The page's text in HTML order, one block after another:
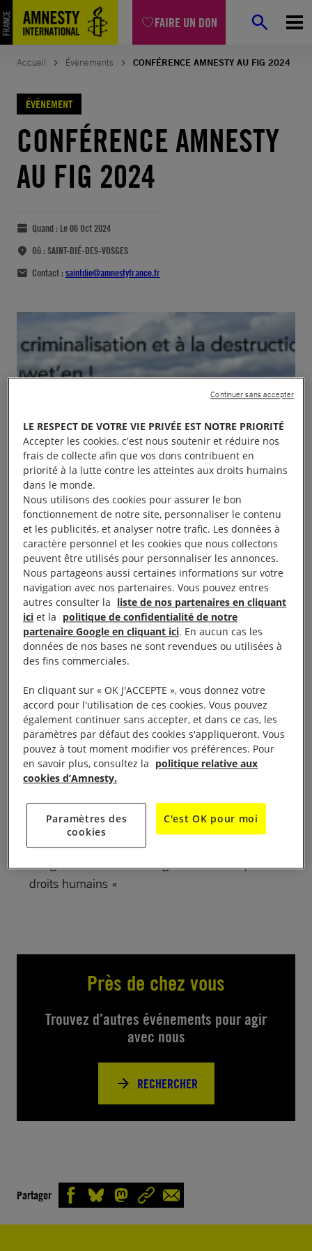
FAIRE UN DON
Accueil Évènements CONFÉRENCE AMNESTY AU FIG 2024
ÉVÈNEMENT
CONFÉRENCE AMNESTY
AU FIG 2024
Quand : Le 06 Oct 2024
Où :SAINT-DIÉ-DES-VOSGES
Contact :saintdie@amnestyfrance.fr
De 11h45 à 12h30
INSIC Amphitéâtre 27, voie de l’innovation 88100
SAINT-DIÉ-DES-VOSGES
Comme chaque année le Groupe Amnesty
International de Saint-Dié-des-Vosges propose
une conférence au Festival International de
Géographie (FIG) . Pour cette édition 2024 c’est
Jean-Marc DEBARD, agent de développement,
Amnesty International France, géographe de
formation qui interviendra. sa conférence : »
droits humains «
Près de chez vous
Trouvez d’autres événements pour agir
avec nous
RECHERCHER
Partager
LE RESPECT DE VOTRE VIE PRIVÉE EST NOTRE PRIORITÉ
Accepter les cookies, c'est nous soutenir et réduire nos
frais de collecte afin que vos dons contribuent en
priorité à la lutte contre les atteintes aux droits humains
dans le monde.
Nous utilisons des cookies pour assurer le bon
fonctionnement de notre site, personnaliser le contenu
et les publicités, et analyser notre trafic. Les données à
caractère personnel et les cookies que nous collectons
peuvent être utilisés pour personnaliser les annonces.
Nous partageons aussi certaines informations sur votre
navigation avec nos partenaires. Vous pouvez entres
autres consulter la liste de nos partenaires en cliquant
ici et la politique de confidentialité de notre
partenaire Google en cliquant ici. En aucun cas les
données de nos bases ne sont revendues ou utilisées à
des fins commerciales.
En cliquant sur « OK J'ACCEPTE », vous donnez votre
accord pour l'utilisation de ces cookies. Vous pouvez
également continuer sans accepter, et dans ce cas, les
paramètres par défaut des cookies s'appliqueront. Vous
pouvez à tout moment modifier vos préférences. Pour
en savoir plus, consultez la politique relative aux
cookies d’Amnesty.
Paramètres des
cookies
C'est OK pour moi
Continuer sans accepter